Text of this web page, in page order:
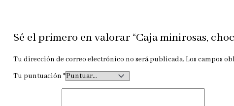
Sé el primero en valorar “Caja minirosas,
Tu dirección de correo electrónico no será publicada.Los campos
Tu puntuación *